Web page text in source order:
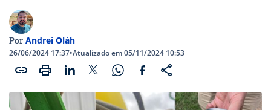
Por Andrei Oláh
26/06/2024 17:37•Atualizado em 05/11/2024 10:53